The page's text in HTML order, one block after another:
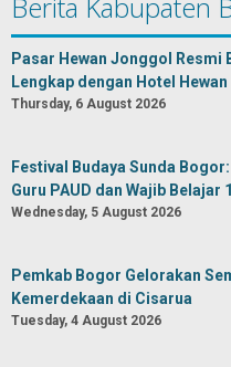
Pasar Hewan Jonggol Resmi
Lengkap dengan Hotel Hewan
Thursday, 6 August 2026
Festival Budaya Sunda
Guru PAUD dan Wajib Belajar
Wednesday, 5 August 2026
Pemkab Bogor Gelorakan
Kemerdekaan di Cisarua
Tuesday, 4 August 2026